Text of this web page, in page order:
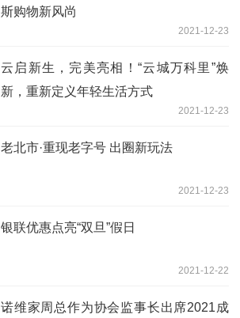
斯购物新风尚
2021-12-23
云启新生，完美亮相！“云城万科里”焕
新，重新定义年轻生活方式
2021-12-23
老北市·重现老字号 出圈新玩法
2021-12-23
银联优惠点亮“双旦”假日
2021-12-22
诺维家周总作为协会监事长出席2021成